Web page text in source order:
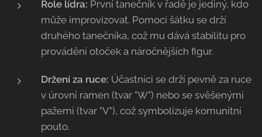
Role lídra: První tanečník v řadě je jediný, kdo
může improvizovat. Pomocí šátku se drží
druhého tanečníka, což mu dává stabilitu pro
provádění otoček a náročnějších figur.
Držení za ruce: Účastníci se drží pevně za ruce
v úrovni ramen (tvar "W") nebo se svěšenými
pažemi (tvar "V"), což symbolizuje komunitní
pouto.